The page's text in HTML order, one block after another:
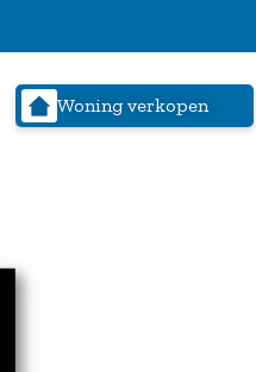
Woning verkopen